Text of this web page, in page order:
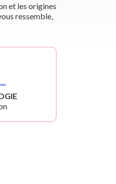
et les origines
ressemble,